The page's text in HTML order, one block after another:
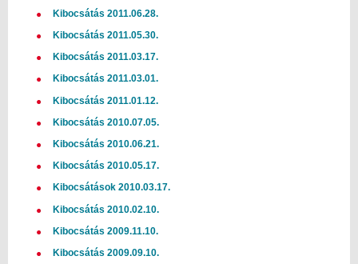
Kibocsátás 2011.06.28.
Kibocsátás 2011.05.30.
Kibocsátás 2011.03.17.
Kibocsátás 2011.03.01.
Kibocsátás 2011.01.12.
Kibocsátás 2010.07.05.
Kibocsátás 2010.06.21.
Kibocsátás 2010.05.17.
Kibocsátások 2010.03.17.
Kibocsátás 2010.02.10.
Kibocsátás 2009.11.10.
Kibocsátás 2009.09.10.